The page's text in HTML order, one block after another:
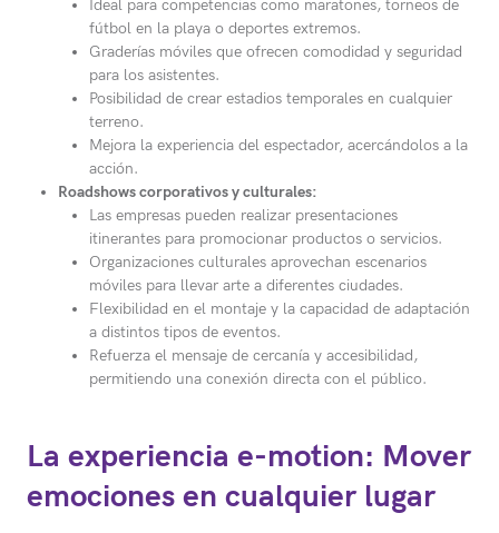
Ideal para competencias como maratones, torneos de
fútbol en la playa o deportes extremos.
Graderías móviles que ofrecen comodidad y seguridad
para los asistentes.
Posibilidad de crear estadios temporales en cualquier
terreno.
Mejora la experiencia del espectador, acercándolos a la
acción.
Roadshows corporativos y culturales:
Las empresas pueden realizar presentaciones
itinerantes para promocionar productos o servicios.
Organizaciones culturales aprovechan escenarios
móviles para llevar arte a diferentes ciudades.
Flexibilidad en el montaje y la capacidad de adaptación
a distintos tipos de eventos.
Refuerza el mensaje de cercanía y accesibilidad,
permitiendo una conexión directa con el público.
La experiencia e-motion: Mover
emociones en cualquier lugar